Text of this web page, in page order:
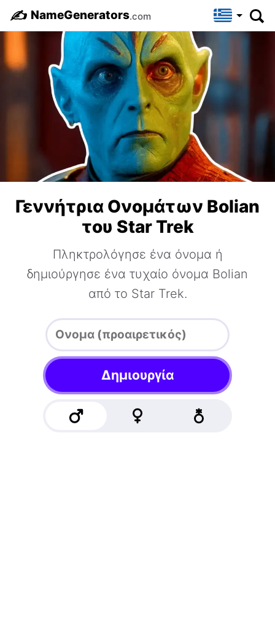
✍️ NameGenerators.com
Γεννήτρια Ονομάτων Bolian
του Star Trek
Πληκτρολόγησε ένα όνομα ή
δημιούργησε ένα τυχαίο όνομα Bolian
από το Star Trek.
Δημιουργία